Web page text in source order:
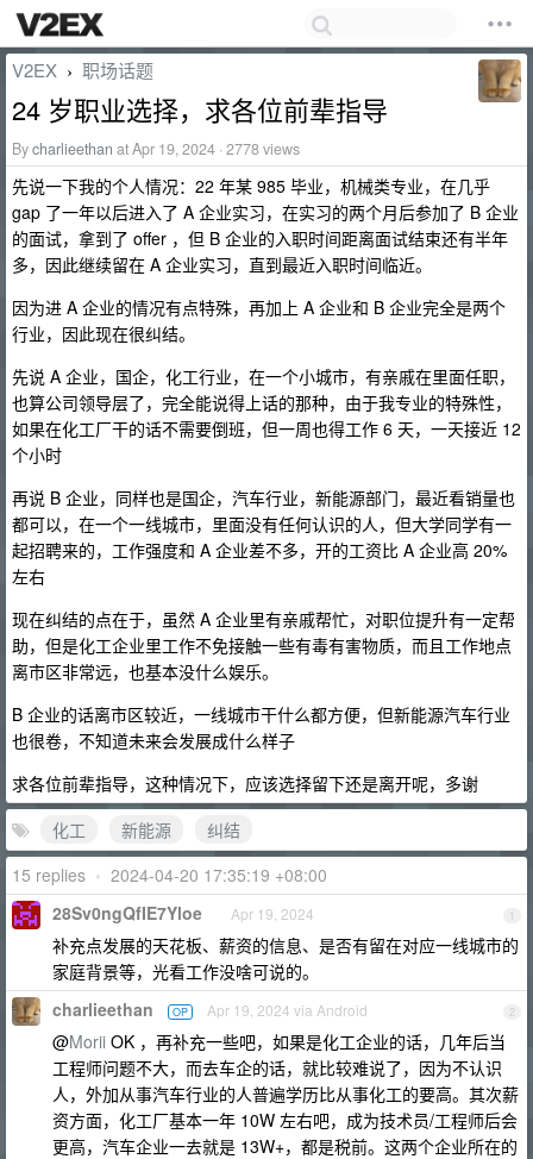
V2EX › 职场话题
24 岁职业选择，求各位前辈指导
Bycharlieethan at Apr 19, 2024 · 2778 views
先说一下我的个人情况：22 年某 985 毕业，机械类专业，在几乎
gap 了一年以后进入了 A 企业实习，在实习的两个月后参加了 B 企业
的面试，拿到了 offer ，但 B 企业的入职时间距离面试结束还有半年
多，因此继续留在 A 企业实习，直到最近入职时间临近。
因为进 A 企业的情况有点特殊，再加上 A 企业和 B 企业完全是两个
行业，因此现在很纠结。
先说 A 企业，国企，化工行业，在一个小城市，有亲戚在里面任职，
也算公司领导层了，完全能说得上话的那种，由于我专业的特殊性，
如果在化工厂干的话不需要倒班，但一周也得工作 6 天，一天接近 12
个小时
再说 B 企业，同样也是国企，汽车行业，新能源部门，最近看销量也
都可以，在一个一线城市，里面没有任何认识的人，但大学同学有一
起招聘来的，工作强度和 A 企业差不多，开的工资比 A 企业高 20%
左右
现在纠结的点在于，虽然 A 企业里有亲戚帮忙，对职位提升有一定帮
助，但是化工企业里工作不免接触一些有毒有害物质，而且工作地点
离市区非常远，也基本没什么娱乐。
B 企业的话离市区较近，一线城市干什么都方便，但新能源汽车行业
也很卷，不知道未来会发展成什么样子
求各位前辈指导，这种情况下，应该选择留下还是离开呢，多谢
化工
新能源
纠结
15 replies • 2024-04-20 17:35:19 +08:00
1
28Sv0ngQfIE7Yloe Apr 19, 2024
补充点发展的天花板、薪资的信息、是否有留在对应一线城市的
家庭背景等，光看工作没啥可说的。
2
charlieethan OP Apr 19, 2024 via Android
@Morii OK ，再补充一些吧，如果是化工企业的话，几年后当
工程师问题不大，而去车企的话，就比较难说了，因为不认识
人，外加从事汽车行业的人普遍学历比从事化工的要高。其次薪
资方面，化工厂基本一年 10W 左右吧，成为技术员/工程师后会
更高，汽车企业一去就是 13W+，都是税前。这两个企业所在的